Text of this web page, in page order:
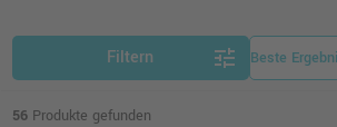
Filtern tune
56 Produkte gefunden